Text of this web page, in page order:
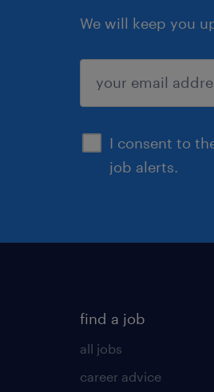
We will keep you
I consent to
job alerts.
submit
find a job
all jobs
career advice